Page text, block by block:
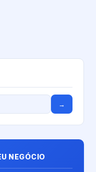
→
NEGÓCIO